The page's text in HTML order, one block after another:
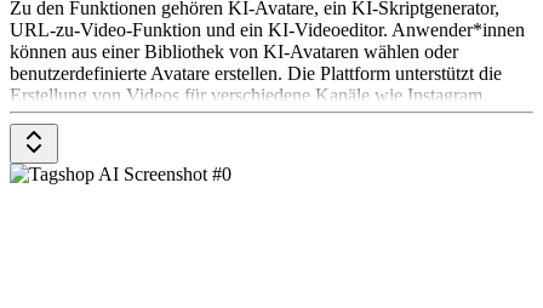
Zu den Funktionen gehören KI-Avatare, ein KI-Skriptgenerator,
URL-zu-Video-Funktion und ein KI-Videoeditor. Anwender*innen
können aus einer Bibliothek von KI-Avataren wählen oder
benutzerdefinierte Avatare erstellen. Die Plattform unterstützt die
Erstellung von Videos für verschiedene Kanäle wie Instagram,
Facebook, TikTok und YouTube.
Die Preisgestaltung ist auf der Website einsehbar.